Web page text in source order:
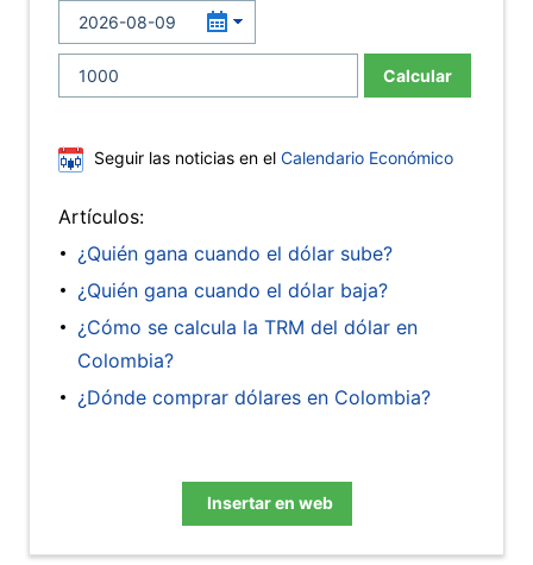
Calcular
Seguir las noticias en el Calendario Económico
Artículos:
¿Quién gana cuando el dólar sube?
¿Quién gana cuando el dólar baja?
¿Cómo se calcula la TRM del dólar en
Colombia?
¿Dónde comprar dólares en Colombia?
Insertar en web